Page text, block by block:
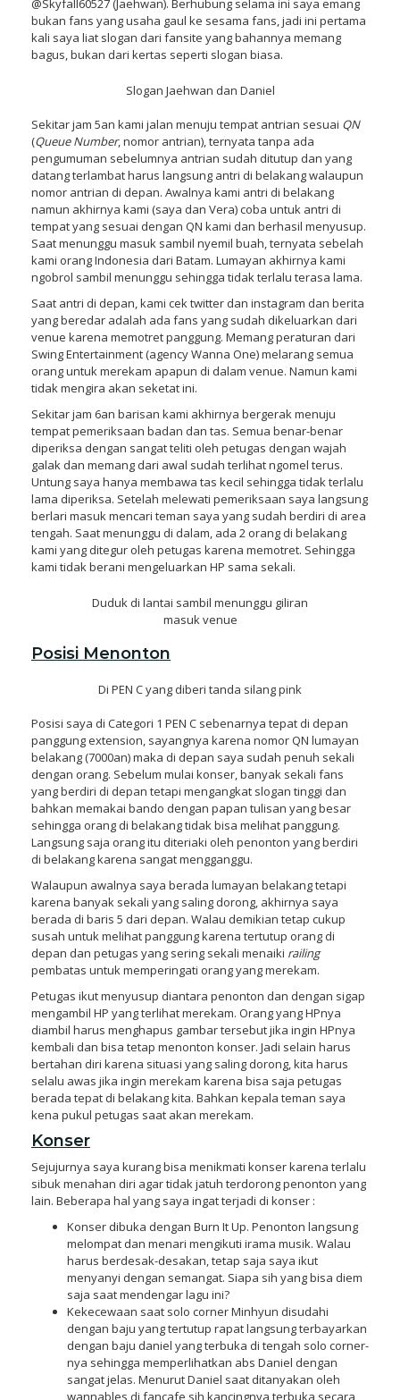
@Skyfall60527 (Jaehwan). Berhubung selama ini saya emang
bukan fans yang usaha gaul ke sesama fans, jadi ini pertama
kali saya liat slogan dari fansite yang bahannya memang
bagus, bukan dari kertas seperti slogan biasa.
Slogan Jaehwan dan Daniel
Sekitar jam 5an kami jalan menuju tempat antrian sesuai QN
(Queue Number, nomor antrian), ternyata tanpa ada
pengumuman sebelumnya antrian sudah ditutup dan yang
datang terlambat harus langsung antri di belakang walaupun
nomor antrian di depan. Awalnya kami antri di belakang
namun akhirnya kami (saya dan Vera) coba untuk antri di
tempat yang sesuai dengan QN kami dan berhasil menyusup.
Saat menunggu masuk sambil nyemil buah, ternyata sebelah
kami orang Indonesia dari Batam. Lumayan akhirnya kami
ngobrol sambil menunggu sehingga tidak terlalu terasa lama.
Saat antri di depan, kami cek twitter dan instagram dan berita
yang beredar adalah ada fans yang sudah dikeluarkan dari
venue karena memotret panggung. Memang peraturan dari
Swing Entertainment (agency Wanna One) melarang semua
orang untuk merekam apapun di dalam venue. Namun kami
tidak mengira akan seketat ini.
Sekitar jam 6an barisan kami akhirnya bergerak menuju
tempat pemeriksaan badan dan tas. Semua benar-benar
diperiksa dengan sangat teliti oleh petugas dengan wajah
galak dan memang dari awal sudah terlihat ngomel terus.
Untung saya hanya membawa tas kecil sehingga tidak terlalu
lama diperiksa. Setelah melewati pemeriksaan saya langsung
berlari masuk mencari teman saya yang sudah berdiri di area
tengah. Saat menunggu di dalam, ada 2 orang di belakang
kami yang ditegur oleh petugas karena memotret. Sehingga
kami tidak berani mengeluarkan HP sama sekali.
Duduk di lantai sambil menunggu giliran
masuk venue
Posisi Menonton
Di PEN C yang diberi tanda silang pink
Posisi saya di Categori 1 PEN C sebenarnya tepat di depan
panggung extension, sayangnya karena nomor QN lumayan
belakang (7000an) maka di depan saya sudah penuh sekali
dengan orang. Sebelum mulai konser, banyak sekali fans
yang berdiri di depan tetapi mengangkat slogan tinggi dan
bahkan memakai bando dengan papan tulisan yang besar
sehingga orang di belakang tidak bisa melihat panggung.
Langsung saja orang itu diteriaki oleh penonton yang berdiri
di belakang karena sangat mengganggu.
Walaupun awalnya saya berada lumayan belakang tetapi
karena banyak sekali yang saling dorong, akhirnya saya
berada di baris 5 dari depan. Walau demikian tetap cukup
susah untuk melihat panggung karena tertutup orang di
depan dan petugas yang sering sekali menaiki railing
pembatas untuk memperingati orang yang merekam.
Petugas ikut menyusup diantara penonton dan dengan sigap
mengambil HP yang terlihat merekam. Orang yang HPnya
diambil harus menghapus gambar tersebut jika ingin HPnya
kembali dan bisa tetap menonton konser. Jadi selain harus
bertahan diri karena situasi yang saling dorong, kita harus
selalu awas jika ingin merekam karena bisa saja petugas
berada tepat di belakang kita. Bahkan kepala teman saya
kena pukul petugas saat akan merekam.
Konser
Sejujurnya saya kurang bisa menikmati konser karena terlalu
sibuk menahan diri agar tidak jatuh terdorong penonton yang
lain. Beberapa hal yang saya ingat terjadi di konser :
Konser dibuka dengan Burn It Up. Penonton langsung
melompat dan menari mengikuti irama musik. Walau
harus berdesak-desakan, tetap saja saya ikut
menyanyi dengan semangat. Siapa sih yang bisa diem
saja saat mendengar lagu ini?
Kekecewaan saat solo corner Minhyun disudahi
dengan baju yang tertutup rapat langsung terbayarkan
dengan baju daniel yang terbuka di tengah solo corner-
nya sehingga memperlihatkan abs Daniel dengan
sangat jelas. Menurut Daniel saat ditanyakan oleh
wannables di fancafe sih kancingnya terbuka secara